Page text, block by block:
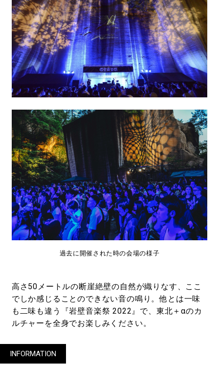
過去に開催された時の会場の様子
高さ50メートルの断崖絶壁の自然が織りなす、ここ
でしか感じることのできない音の鳴り。他とは一味
も二味も違う『岩壁音楽祭 2022』で、東北＋αのカ
ルチャーを全身でお楽しみください。
INFORMATION